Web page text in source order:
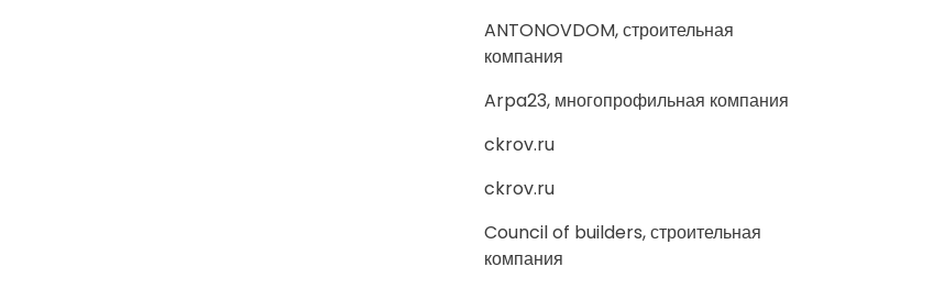
ANTONOVDOM, строительная
компания
Arpa23, многопрофильная компания
ckrov.ru
ckrov.ru
Council of builders, строительная
компания